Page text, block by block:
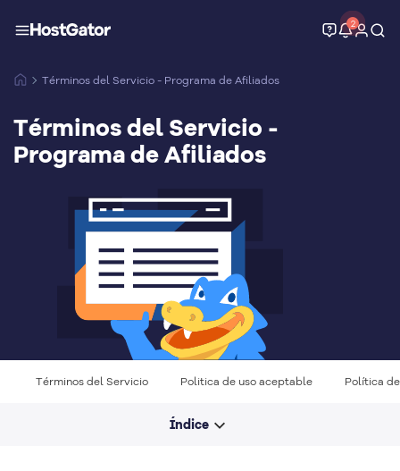
2
Términos del Servicio - Programa de Afiliados
Términos del Servicio -
Programa de Afiliados
Términos del Servicio Politica de uso aceptable Política
Índice